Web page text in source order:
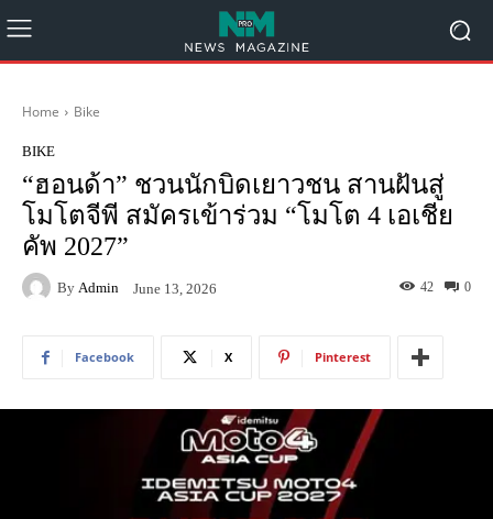
Home Bike
BIKE
“ฮอนด้า” ชวนนักบิดเยาวชน สานฝันสู่
โมโตจีพี สมัครเข้าร่วม “โมโต 4 เอเชีย
คัพ 2027”
By Admin June 13, 2026 0
42
Facebook X Pinterest